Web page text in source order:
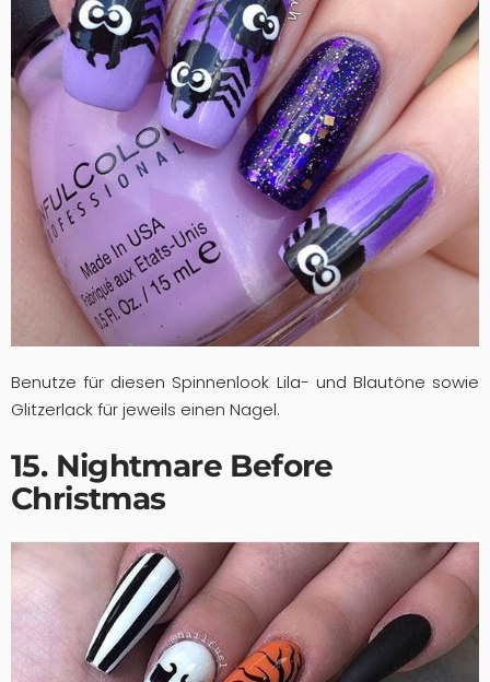
Benutze für diesen Spinnenlook Lila- und Blautöne sowie
Glitzerlack für jeweils einen Nagel.
15. Nightmare Before
Christmas